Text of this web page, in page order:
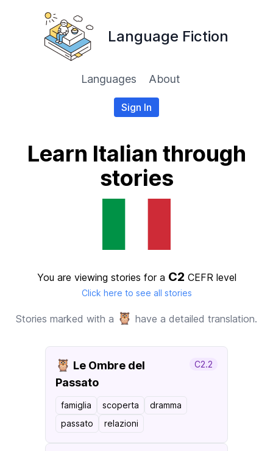
Language Fiction
Languages About
Sign In
Learn Italian through
stories
You are viewing stories for a C2 CEFR level
Click here to see all stories
Stories marked with a 🦉 have a detailed translation.
🦉 Le Ombre del
Passato
C2.2
famiglia scoperta
dramma
passato
relazioni